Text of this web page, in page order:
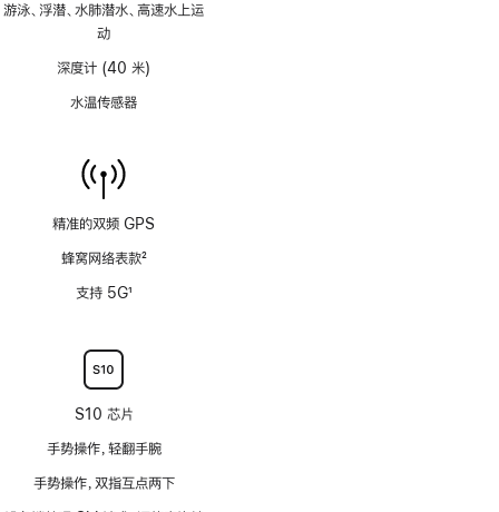
游泳、浮潜、水肺潜水、高速水上运
动
深度计 (40 米)
水温传感器
精准的双频 GPS
蜂窝网络表款2
支持 5G1
S10 芯片
手势操作，轻翻手腕
手势操作，双指互点两下